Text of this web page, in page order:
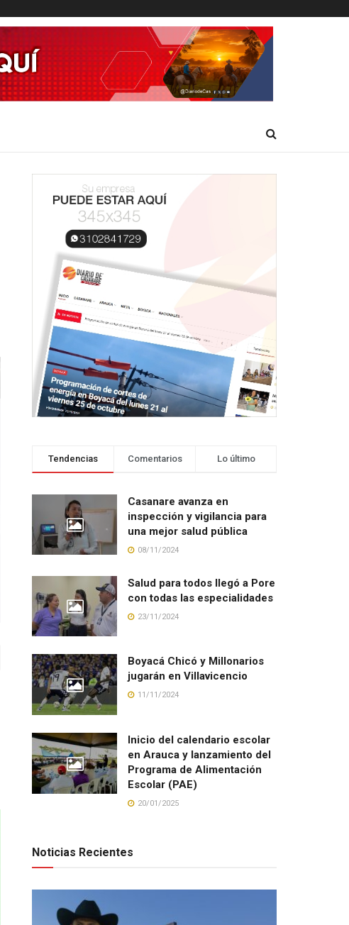
Tendencias Comentarios Lo último
Casanare avanza en
inspección y vigilancia para
una mejor salud pública
08/11/2024
Salud para todos llegó a Pore
con todas las especialidades
23/11/2024
Boyacá Chicó y Millonarios
jugarán en Villavicencio
11/11/2024
Inicio del calendario escolar
en Arauca y lanzamiento del
Programa de Alimentación
Escolar (PAE)
20/01/2025
Noticias Recientes